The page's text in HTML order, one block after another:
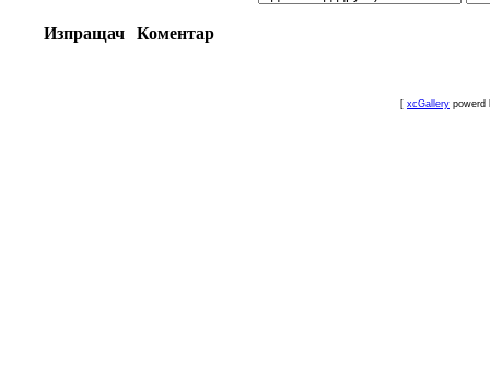
Изпращач Коментар
[ xcGallery